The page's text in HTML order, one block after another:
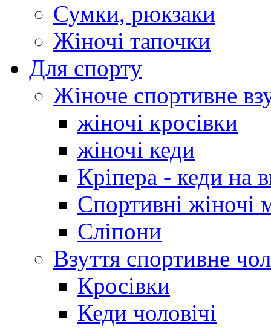
Сумки, рюкзаки
Жіночі тапочки
Для спорту
Жіноче спортивне
жіночі кросівки
жіночі кеди
Кріпера - кеди на
Спортивні жіночі
Сліпони
Взуття спортивне
Кросівки
Кеди чоловічі